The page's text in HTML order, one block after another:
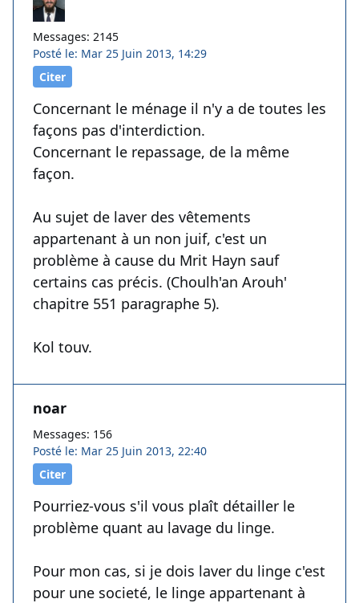
Messages: 2145
Posté le: Mar 25 Juin 2013, 14:29
Citer
Concernant le ménage il n'y a de toutes les
façons pas d'interdiction.
Concernant le repassage, de la même
façon.
Au sujet de laver des vêtements
appartenant à un non juif, c'est un
problème à cause du Mrit Hayn sauf
certains cas précis. (Choulh'an Arouh'
chapitre 551 paragraphe 5).
Kol touv.
noar
Messages: 156
Posté le: Mar 25 Juin 2013, 22:40
Citer
Pourriez-vous s'il vous plaît détailler le
problème quant au lavage du linge.
Pour mon cas, si je dois laver du linge c'est
pour une societé, le linge appartenant à